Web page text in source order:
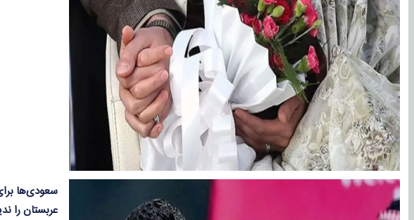
سعودی‌ها
عربستان را